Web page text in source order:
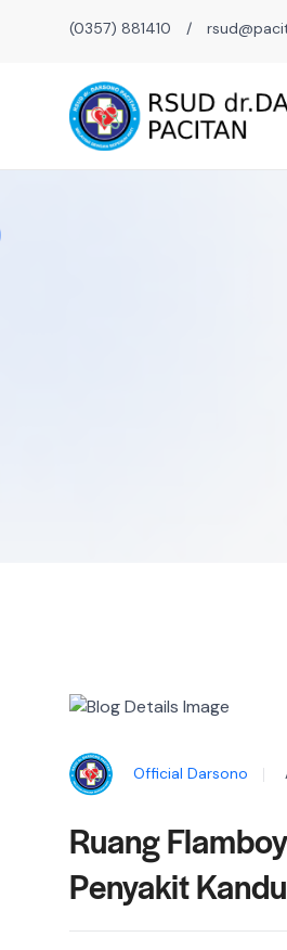
(0357) 881410 /
Official Darsono
Ruang
Penyakit